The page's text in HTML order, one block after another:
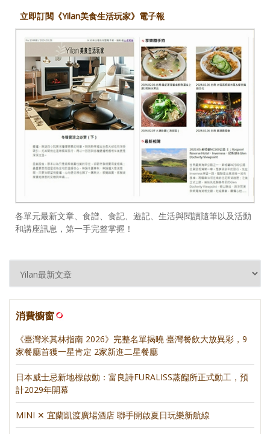
立即訂閱《Yilan美食生活玩家》電子報
各單元最新文章、食譜、食記、遊記、生活與閱讀隨筆以及活動
和講座訊息，第一手完整掌握！
消費櫥窗
《臺灣米其林指南 2026》完整名單揭曉 臺灣餐飲大放異彩，9
家餐廳首獲一星肯定 2家新進二星餐廳
日本威士忌新地標啟動：富良詩FURALISS蒸餾所正式動工，預
計2029年開幕
MINI ✕ 宜蘭凱渡廣場酒店 聯手開啟夏日玩樂新航線